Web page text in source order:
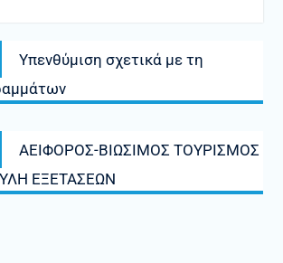
Previous
post:
Υπενθύμιση σχετικά με τη
post:
ΑΕΙΦΟΡΟΣ-ΒΙΩΣΙΜΟΣ ΤΟΥΡΙΣΜΟΣ
ΕΞΕΤΑΣΕΩΝ